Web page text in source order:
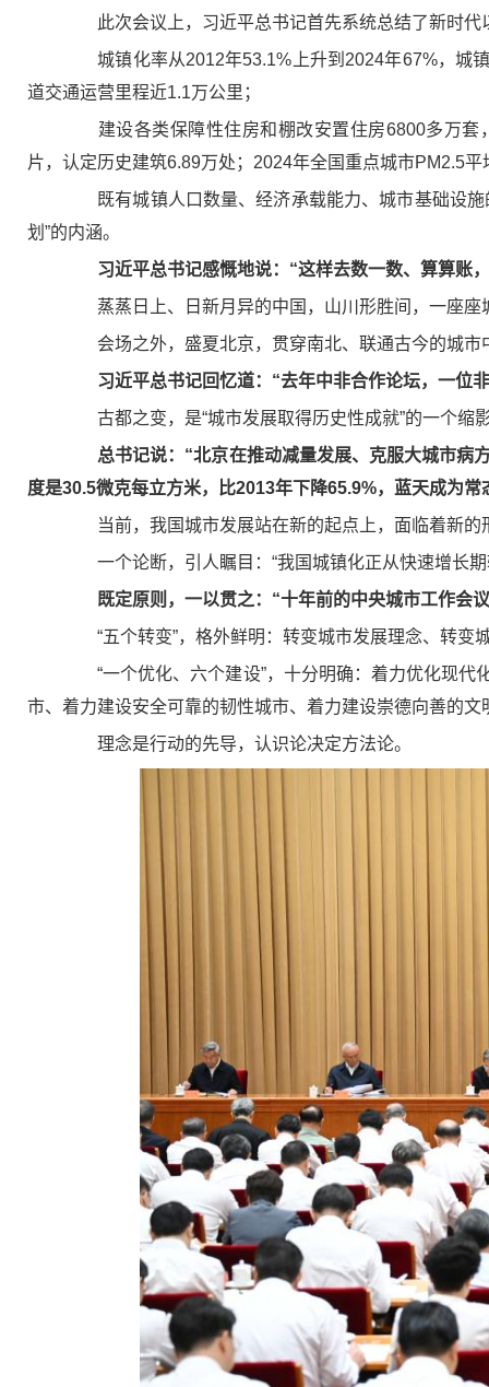
此次会议上，习近平总书记首先系统总结了新时
城镇化率从2012年53.1%上升到2024年67%，城镇
道交通运营里程近1.1万公里；
建设各类保障性住房和棚改安置住房6800多万套
片，认定历史建筑6.89万处；2024年全国重点城市PM2.5
既有城镇人口数量、经济承载能力、城市基础设施
划”的内涵。
习近平总书记感慨地说：“这样去数一数、算算账
蒸蒸日上、日新月异的中国，山川形胜间，一座座
会场之外，盛夏北京，贯穿南北、联通古今的城市
习近平总书记回忆道：“去年中非合作论坛，一位
古都之变，是“城市发展取得历史性成就”的一个缩
总书记说：“北京在推动减量发展、克服大城市病
度是30.5微克每立方米，比2013年下降65.9%，蓝天成为
当前，我国城市发展站在新的起点上，面临着新的
一个论断，引人瞩目：“我国城镇化正从快速增长期
既定原则，一以贯之：“十年前的中央城市工作会
“五个转变”，格外鲜明：转变城市发展理念、转变
“一个优化、六个建设”，十分明确：着力优化现代
市、着力建设安全可靠的韧性城市、着力建设崇德向善的
理念是行动的先导，认识论决定方法论。